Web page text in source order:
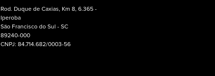
Rod. Duque de Caxias, Km 8, 6.365 -
Iperoba
São Francisco do Sul - SC
89240-000
CNPJ: 84.714.682/0003-56